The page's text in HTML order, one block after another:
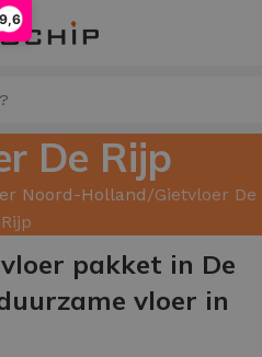
De Rijp
Noord-Holland Gietvloer De
Rijp
pakket in De
vloer in